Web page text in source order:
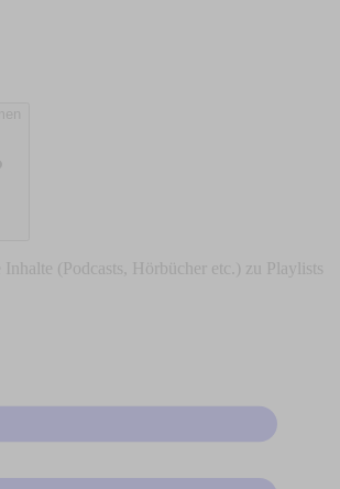
Inhalte (Podcasts, Hörbücher etc.) zu Playlists